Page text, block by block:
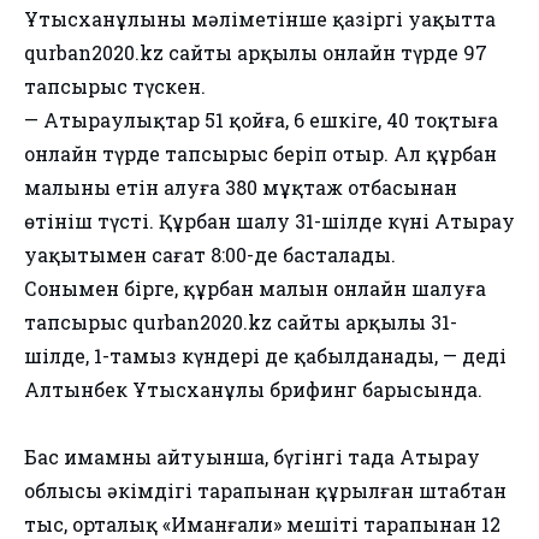
Ұтысханұлының мәліметінше қазіргі уақытта
qurban2020.kz сайты арқылы онлайн түрде 97
тапсырыс түскен.
— Атыраулықтар 51 қойға, 6 ешкіге, 40 тоқтыға
онлайн түрде тапсырыс беріп отыр. Ал құрбан
малының етін алуға 380 мұқтаж отбасынан
өтініш түсті. Құрбан шалу 31-шілде күні Атырау
уақытымен сағат 8:00-де басталады.
Сонымен бірге, құрбан малын онлайн шалуға
тапсырыс qurban2020.kz сайты арқылы 31-
шілде, 1-тамыз күндері де қабылданады, — деді
Алтынбек Ұтысханұлы брифинг барысында.
Бас имамның айтуынша, бүгінгі таңда Атырау
облысы əкімдігі тарапынан құрылған штабтан
тыс, орталық «Иманғали» мешіті тарапынан 12